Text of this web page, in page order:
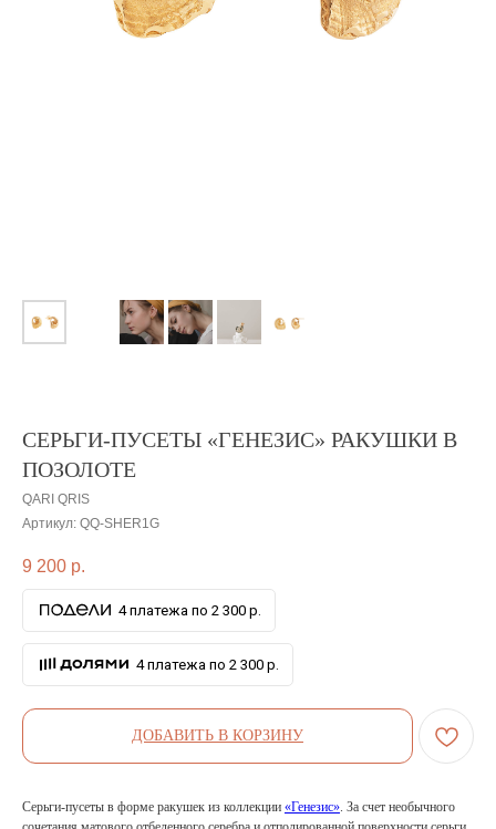
СЕРЬГИ-ПУСЕТЫ «ГЕНЕЗИС» РАКУШКИ В
ПОЗОЛОТЕ
QARI QRIS
Артикул: QQ-SHER1G
9 200 р.
4 платежа по 2 300 р.
4 платежа по 2 300 р.
ДОБАВИТЬ В КОРЗИНУ
Серьги-пусеты в форме ракушек из коллекции «Генезис». За счет необычного